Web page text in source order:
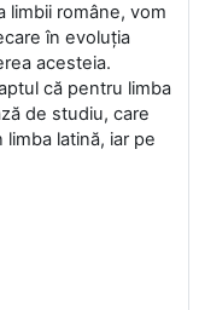
limbii române, vom
în evoluţia
acesteia.
că pentru limba
de studiu, care
latină, iar pe